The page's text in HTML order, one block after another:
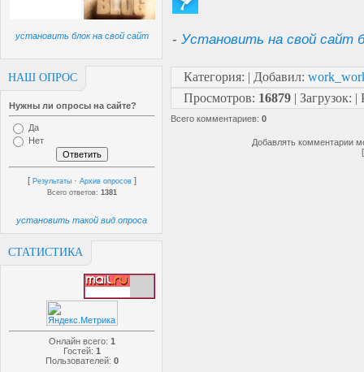
установить блок на свой сайт
НАШ ОПРОС
Нужны ли опросы на сайте?
Да
Нет
[ Результаты · Архив опросов ]
Всего ответов: 1381
установить такой вид опроса
СТАТИСТИКА
Онлайн всего: 1
Гостей: 1
Пользователей: 0
- Установить на свой сайт
Категория: | Добавил:
Просмотров: 16879 | Загрузок: |
Всего комментариев: 0
Добавлять комментарии